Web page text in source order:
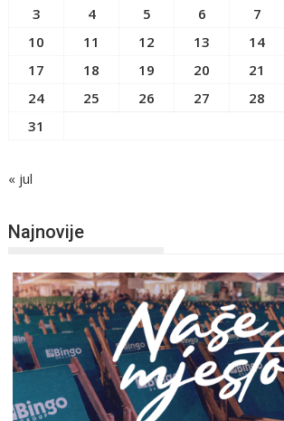
3
4 5 6 7
10
11 12 13 14
17
18 19 20 21
24
25 26 27 28
31
« jul
Najnovije